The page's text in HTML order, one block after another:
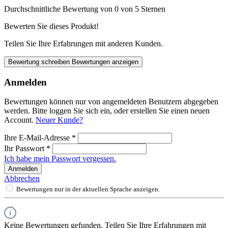
Durchschnittliche Bewertung von 0 von 5 Sternen
Bewerten Sie dieses Produkt!
Teilen Sie Ihre Erfahrungen mit anderen Kunden.
Bewertung schreiben Bewertungen anzeigen
Anmelden
Bewertungen können nur von angemeldeten Benutzern abgegeben
werden. Bitte loggen Sie sich ein, oder erstellen Sie einen neuen
Account. Neuer Kunde?
Ihre E-Mail-Adresse *
Ihr Passwort *
Ich habe mein Passwort vergessen.
Anmelden
Abbrechen
Bewertungen nur in der aktuellen Sprache anzeigen.
Keine Bewertungen gefunden. Teilen Sie Ihre Erfahrungen mit